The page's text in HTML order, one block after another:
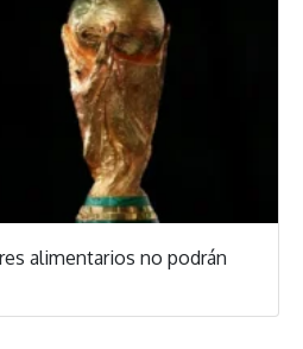
alimentarios no podrán